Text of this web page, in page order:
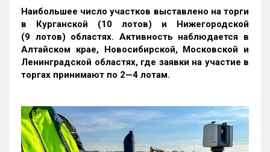
Наибольшее число участков выставлено на торги
в Курганской (10 лотов) и Нижегородской
(9 лотов) областях. Активность наблюдается в
Алтайском крае, Новосибирской, Московской и
Ленинградской областях, где заявки на участие в
торгах принимают по 2—4 лотам.